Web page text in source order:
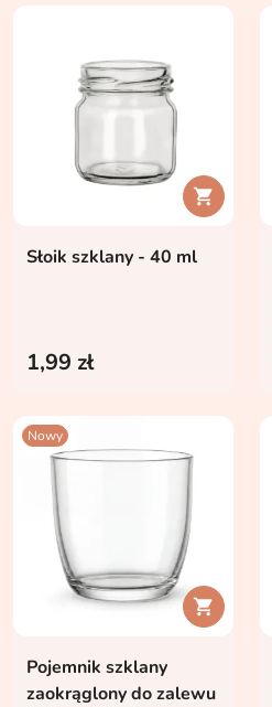

Słoik szklany - 40 ml
1,99 zł
Nowy

Pojemnik szklany
zaokrąglony do zalewu